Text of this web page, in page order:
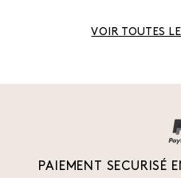
VOIR TOUTES
PAIEMENT SECURISÉ